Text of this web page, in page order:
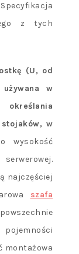
z tych
(U, od
w
stojaków, w
wysokość
najczęściej
szafa
montażowa